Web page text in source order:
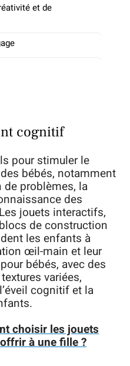
et de
cognitif
pour stimuler le
bébés, notamment
problèmes, la
des
jouets interactifs,
de construction
les enfants à
œil-main et leur
bébés, avec des
variées,
cognitif et la
choisir les jouets
à une fille ?